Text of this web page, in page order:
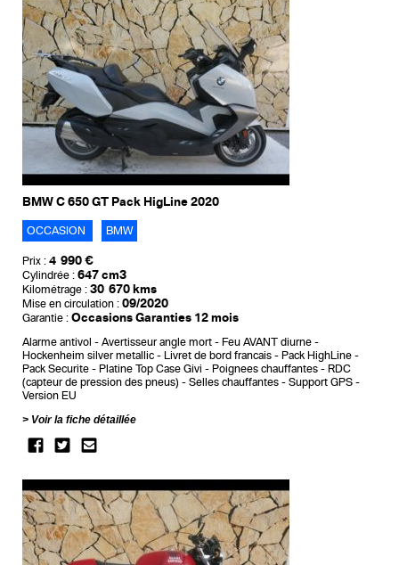
BMW C 650 GT Pack HigLine 2020
OCCASION BMW
Prix : 4 990 €
Cylindrée : 647 cm3
Kilométrage : 30 670 kms
Mise en circulation : 09/2020
Garantie : Occasions Garanties 12 mois
Alarme antivol Avertisseur angle mort
Feu AVANT diurne
Hockenheim silver metallic
Livret de bord francais
Pack HighLine
Pack Securite
Platine Top Case Givi Poignees chauffantes
RDC
(capteur de pression des pneus)
Selles chauffantes
Support GPS
Version EU
Voir la fiche détaillée